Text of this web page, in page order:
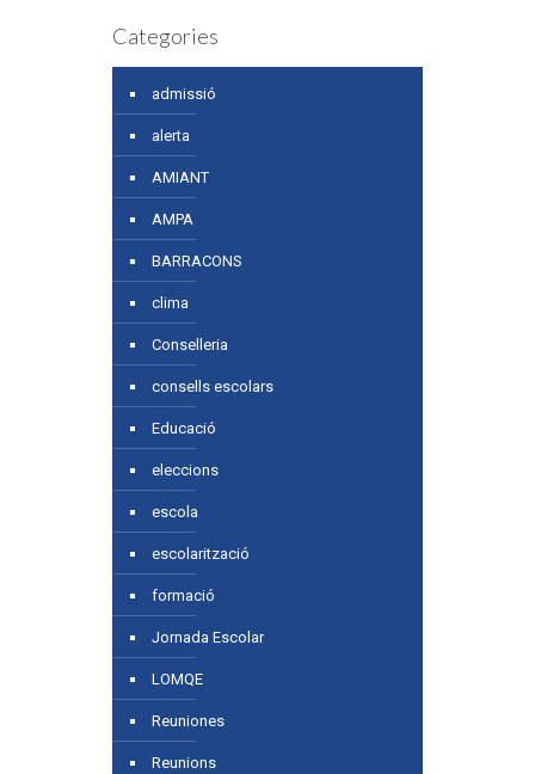
Categories
admissió
alerta
AMIANT
AMPA
BARRACONS
clima
Conselleria
consells escolars
Educació
eleccions
escola
escolarització
formació
Jornada Escolar
LOMQE
Reuniones
Reunions